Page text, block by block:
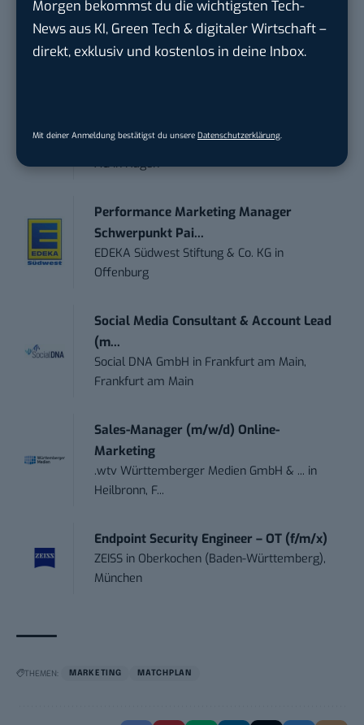
Morgen bekommst du die wichtigsten Tech-
News aus KI, Green Tech & digitaler Wirtschaft –
direkt, exklusiv und kostenlos in deine Inbox.
Mit deiner Anmeldung bestätigst du unsere Datenschutzerklärung
Digital Forensic Analyst (f/m/d)
ZEISS in Oberkochen (Baden-Württemberg),
ENERVIE - Südwestfalen Energie und Wasser
AGinHagen
Performance Marketing Manager
Schwerpunkt Pai...
EDEKA Südwest Stiftung & Co. KG in
Offenburg
Social Media Consultant & Account Lead
(m...
Social DNA GmbH in Frankfurt am Main,
Frankfurt am Main
Sales-Manager (m/w/d) Online-
Marketing
.wtv Württemberger Medien GmbH & ... in
Heilbronn, F...
Endpoint Security Engineer – OT (f/m/x)
ZEISS in Oberkochen (Baden-Württemberg),
München
THEMEN: MARKETING MATCHPLAN